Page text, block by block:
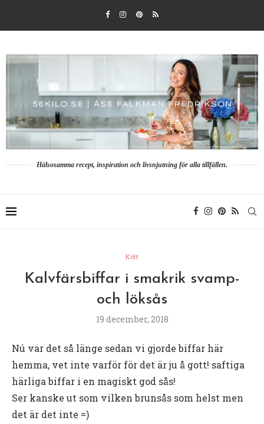
Hälsosamma recept, inspiration och livsnjutning för alla tillfällen.
Kött
Kalvfärsbiffar i smakrik svamp-
och löksås
19 december, 2018
Nú var det så länge sedan vi gjorde biffar här
hemma, vet inte varför för det är ju å gott! saftiga
härliga biffar i en magiskt god sås!
Ser kanske ut som vilken brunsås som helst men
det är det inte =)